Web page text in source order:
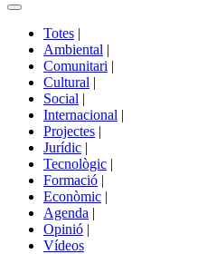
Commutador
portals
Totes |
Ambiental |
Comunitari |
Cultural |
Social |
Internacional |
Projectes |
Jurídic |
Tecnològic |
Formació |
Econòmic |
Agenda |
Opinió |
Vídeos